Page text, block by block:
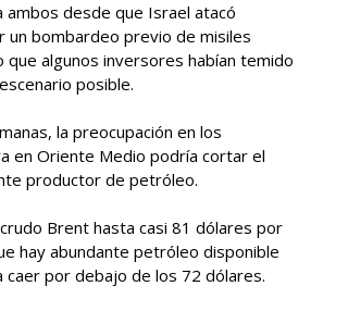
ambos desde que Israel atacó
bombardeo previo de misiles
algunos inversores habían temido
posible.
la preocupación en los
en Oriente Medio podría cortar el
productor de petróleo.
Brent hasta casi 81 dólares por
hay abundante petróleo disponible
caer por debajo de los 72 dólares.